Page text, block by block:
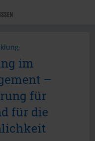
im
–
für
für die